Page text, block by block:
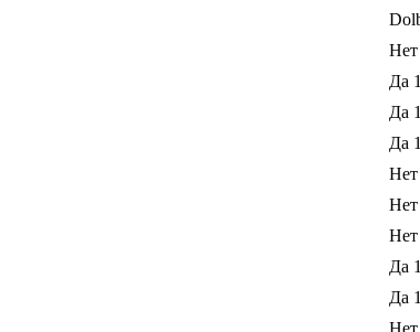
Нет
Да 1
Да 1
Да 1
Нет
Нет
Нет
Да 1
Да